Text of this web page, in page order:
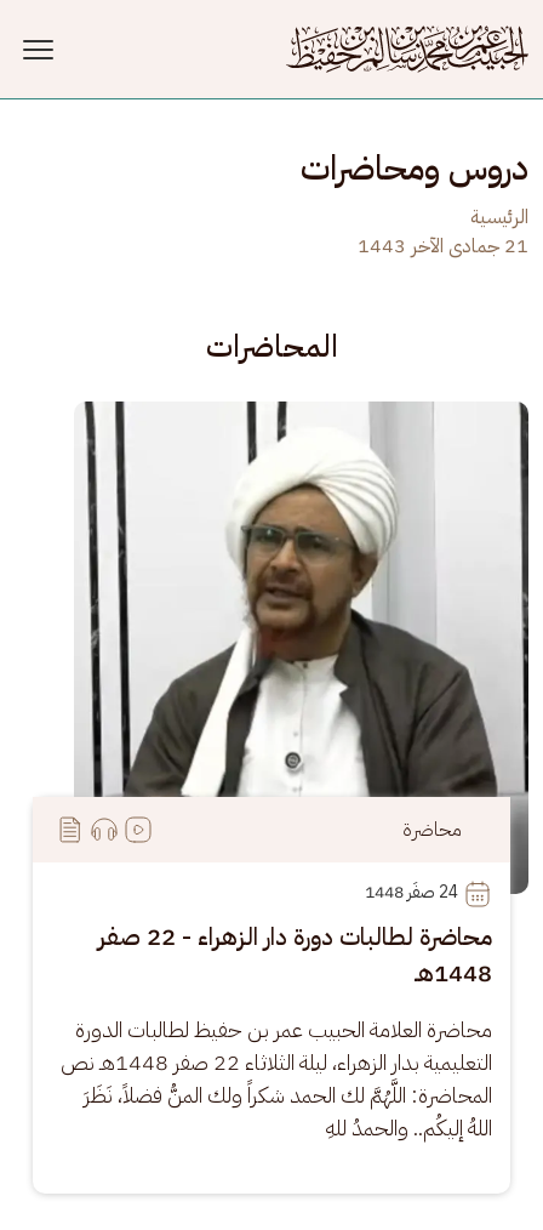
دروس ومحاضرات
الرئيسية
21 جمادى الآخر 1443
المحاضرات
الصورة
محاضرة
24
محاضرة لطالبات دورة دار الزهراء - 22 صفر
1448هـ
محاضرة العلامة الحبيب عمر بن حفيظ لطالبات الدورة
التعليمية بدار الزهراء، ليلة الثلاثاء 22 صفر 1448هـ نص
المحاضرة: اللَّهُمَّ لك الحمد شكراً ولك المنُّ فضلاً، نَظَرَ
اللهُ إليكُم.. والحمدُ للهِ